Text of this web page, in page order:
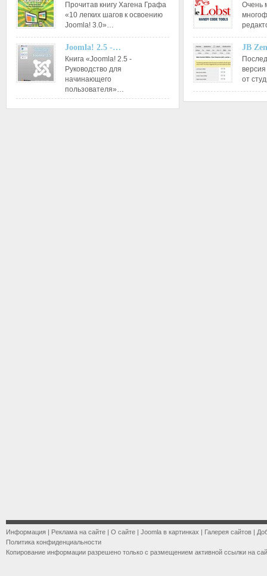
Прочитав книгу Хагена Графа
«10 легких шагов к освоению
Joomla! 3.0»…
Joomla! 2.5 -…
Книга «Joomla! 2.5 -
Руководство для
начинающего
пользователя»…
Очень
JB
от
Информация | Реклама на сайте | О сайте | Joomla в картинках | Галерея сайтов |
Политика конфиденциальности
Копирование информации разрешено только с размещением активной ссылки на